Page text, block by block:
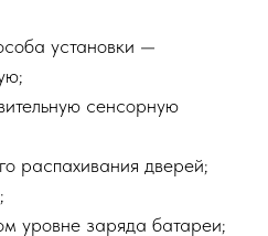
установки —
сенсорную
распахивания дверей;
уровне заряда батареи;